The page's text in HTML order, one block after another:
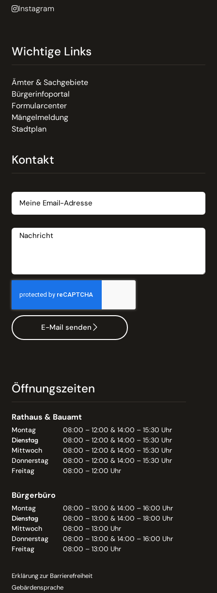
Instagram
Wichtige Links
Ämter & Sachgebiete
Bürgerinfoportal
Formularcenter
Mängelmeldung
Stadtplan
Kontakt
E-Mail senden
Öffnungszeiten
Rathaus & Bauamt
Montag
08:00 – 12:00 & 14:00 – 15:30 Uhr
Dienstag
08:00 – 12:00 & 14:00 – 15:30 Uhr
Mittwoch
08:00 – 12:00 & 14:00 – 15:30 Uhr
Donnerstag
08:00 – 12:00 & 14:00 – 15:30 Uhr
Freitag
08:00 – 12:00 Uhr
Bürgerbüro
Montag
08:00 – 13:00 & 14:00 – 16:00 Uhr
Dienstag
08:00 – 13:00 & 14:00 – 18:00 Uhr
Mittwoch
08:00 – 13:00 Uhr
Donnerstag
08:00 – 13:00 & 14:00 – 16:00 Uhr
Freitag
08:00 – 13:00 Uhr
Erklärung zur Barrierefreiheit
Gebärdensprache